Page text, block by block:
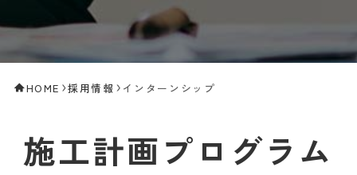
HOME 採用情報 インターンシップ
施工計画プログラム